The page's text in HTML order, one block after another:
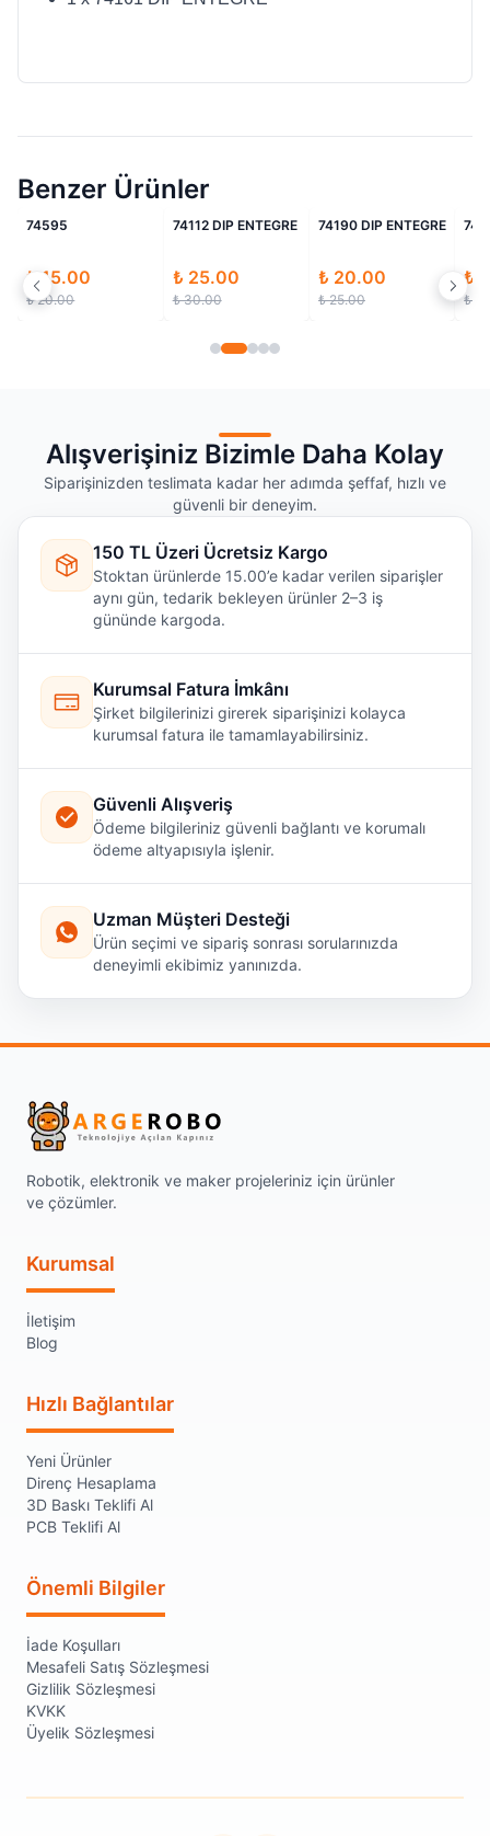
Benzer Ürünler
74595
₺ 15.00
₺ 20.00
İndirimli
74112 DIP ENTEGRE
₺ 25.00
₺ 30.00
İndirimli
74190 DIP ENTEGRE
₺ 20.00
₺ 25.00
₺
₺
Alışverişiniz Bizimle Daha Kolay
Siparişinizden teslimata kadar her adımda şeffaf, hızlı ve
güvenli bir deneyim.
150 TL Üzeri Ücretsiz Kargo
Stoktan ürünlerde 15.00’e kadar verilen siparişler
aynı gün, tedarik bekleyen ürünler 2–3 iş
gününde kargoda.
Kurumsal Fatura İmkânı
Şirket bilgilerinizi girerek siparişinizi kolayca
kurumsal fatura ile tamamlayabilirsiniz.
Güvenli Alışveriş
Ödeme bilgileriniz güvenli bağlantı ve korumalı
ödeme altyapısıyla işlenir.
Uzman Müşteri Desteği
Ürün seçimi ve sipariş sonrası sorularınızda
deneyimli ekibimiz yanınızda.
Robotik, elektronik ve maker projeleriniz için ürünler
ve çözümler.
Kurumsal
İletişim
Blog
Hızlı Bağlantılar
Yeni Ürünler
Direnç Hesaplama
3D Baskı Teklifi Al
PCB Teklifi Al
Önemli Bilgiler
İade Koşulları
Mesafeli Satış Sözleşmesi
Gizlilik Sözleşmesi
KVKK
Üyelik Sözleşmesi